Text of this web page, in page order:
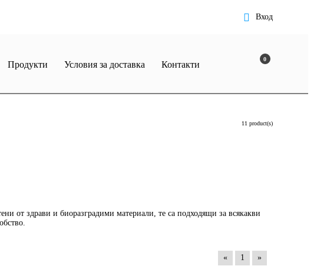
Вход
0
Продукти Условия за доставка Контакти
11 product(s)
от здрави и биоразградими материали, те са подходящи за всякакви
« 1 »